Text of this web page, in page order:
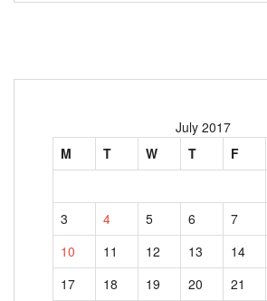
July 2017
M
T W T F
3
4 5 6 7
10
11 12 13 14
17
18 19 20 21